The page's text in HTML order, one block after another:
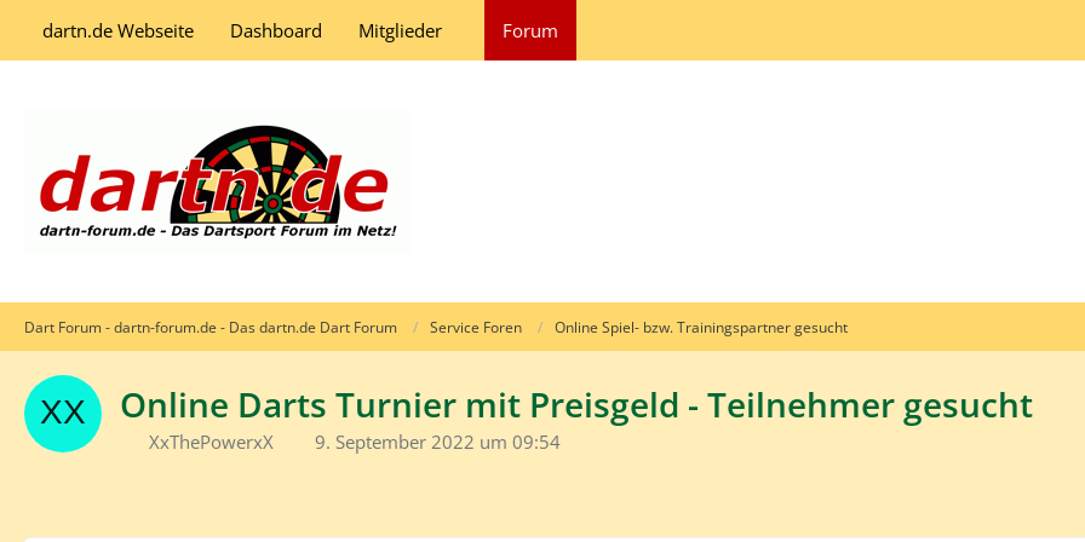
dartn.de Webseite Dashboard Mitglieder Forum
Dart Forum - dartn-forum.de - Das dartn.de Dart Forum Service Foren Online Spiel- bzw. Trainingspartner gesucht
Online Darts Turnier mit Preisgeld - Teilnehmer gesucht
XxThePowerxX 9. September 2022 um 09:54